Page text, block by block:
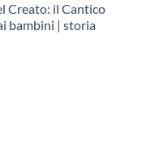
Creato: il Cantico
bambini | storia